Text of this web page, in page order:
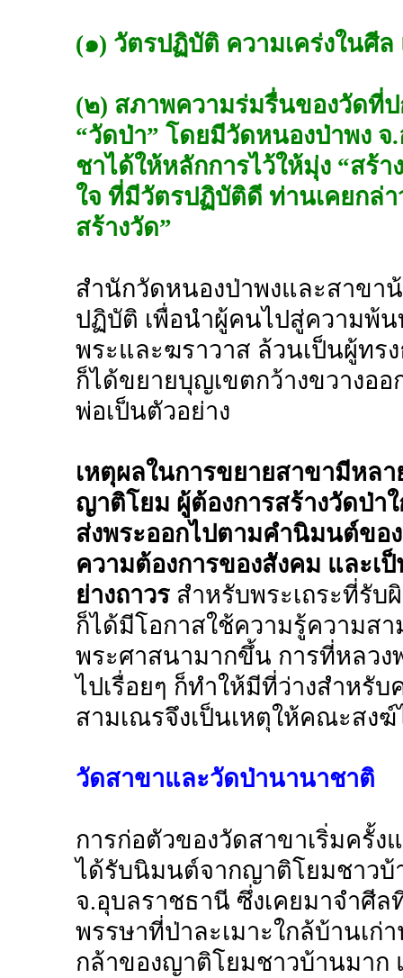
(๑) วัตรปฏิบัติ ความเคร่งในศี
(๒) สภาพความร่มรื่นของวัดที่
“วัดป่า” โดยมีวัดหนองป่าพง
ชาได้ให้หลักการไว้ให้มุ่ง “สร้
ใจ ที่มีวัตรปฏิบัติดี ท่านเคยกล่
สร้างวัด”
สำนักวัดหนองป่าพงและสาขา
ปฏิบัติ เพื่อนำผู้คนไปสู่ความพ้
พระและฆราวาส ล้วนเป็นผู้ท
ก็ได้ขยายบุญเขตกว้างขวางอ
พ่อเป็นตัวอย่าง
เหตุผลในการขยายสาขามีหลา
ญาติโยม ผู้ต้องการสร้างวัดป่า
ส่งพระออกไปตามคำนิมนต์ขอ
ความต้องการของสังคม และเ
ย่างถาวรสำหรับพระเถระที่รับ
ก็ได้มีโอกาสใช้ความรู้ความส
พระศาสนามากขึ้น การที่หลวง
ไปเรื่อยๆ ก็ทำให้มีที่ว่างสำหรั
สามเณรจึงเป็นเหตุให้คณะสง
วัดสาขาและวัดป่านานาชาติ
การก่อตัวของวัดสาขาเริ่มครั้
ได้รับนิมนต์จากญาติโยมชาวบ้
จ.อุบลราชธานี ซึ่งเคยมาจำศีล
พรรษาที่ป่าละเมาะใกล้บ้านเก่
กล้าของญาติโยมชาวบ้านมาก